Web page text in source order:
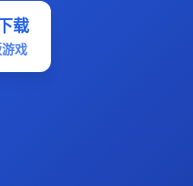
载
戏